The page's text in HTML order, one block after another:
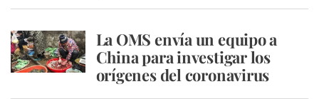
La OMS envía un equipo a
China para investigar los
orígenes del coronavirus